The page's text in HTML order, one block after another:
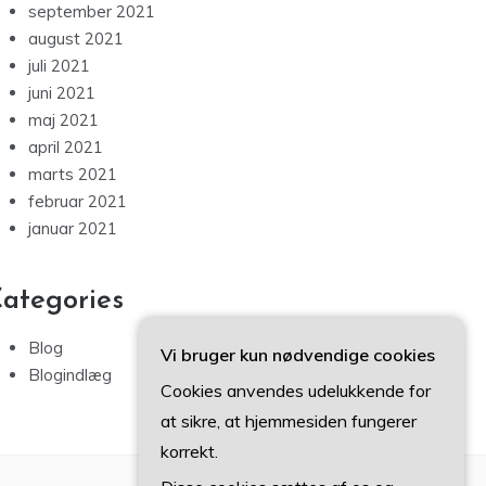
september 2021
august 2021
juli 2021
juni 2021
maj 2021
april 2021
marts 2021
februar 2021
januar 2021
Blog
Blogindlæg
Vi bruger kun nødvendige cookies
Cookies anvendes udelukkende for
at sikre, at hjemmesiden fungerer
korrekt.